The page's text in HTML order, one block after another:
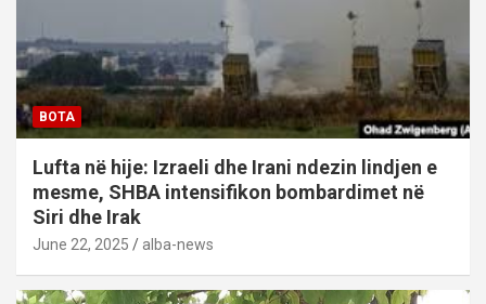
BOTA
Lufta në hije: Izraeli dhe Irani ndezin lindjen e
mesme, SHBA intensifikon bombardimet në
Siri dhe Irak
June 22, 2025 alba-news